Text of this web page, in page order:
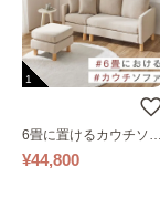
1
6畳に置けるカウチソフ
ァ｜ベージュ
¥44,800